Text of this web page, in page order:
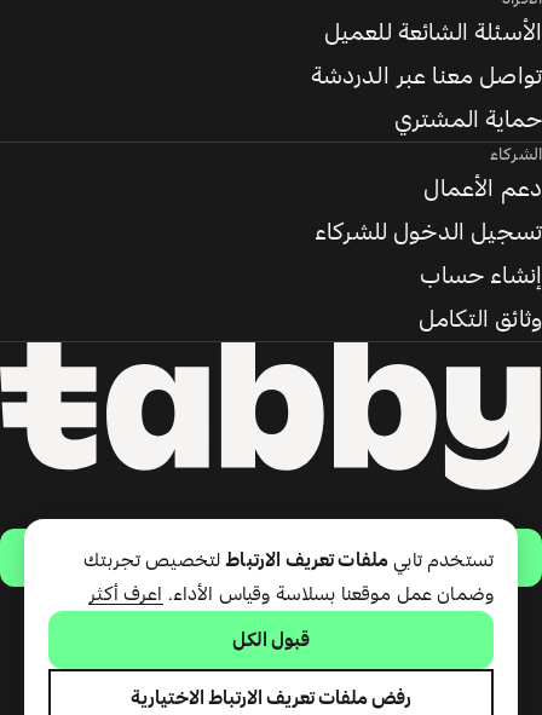
حمّل التطبيق
تقدّم شركة تابي ذ.م.م خدمة الدفع
ذ.م.م المرخصة من مصرف الإمارات
الأسئلة الشائعة للعميل
تواصل معنا عبر الدردشة
حماية المشتري
الشركاء
دعم الأعمال
تسجيل الدخول للشركاء
إنشاء حساب
وثائق التكامل
تستخدم تابي ملفات تعريف الارتباطلتخصيص تجربتك
وضمان عمل موقعنا بسلاسة وقياس الأداء.
اعرف أكثر
قبول الكل
رفض ملفات تعريف الارتباط الاختيارية